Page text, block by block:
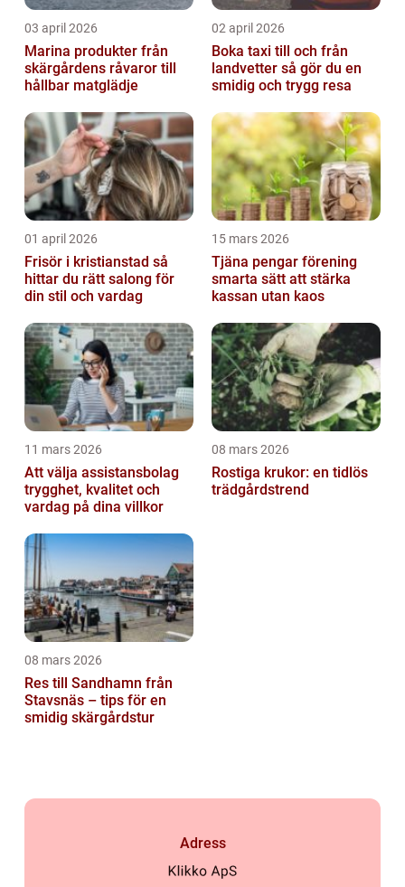
03 april 2026
Marina produkter från
skärgårdens råvaror till
hållbar matglädje
02 april 2026
Boka taxi till och från
landvetter så gör du en
smidig och trygg resa
01 april 2026
Frisör i kristianstad så
hittar du rätt salong för
din stil och vardag
15 mars 2026
Tjäna pengar förening
smarta sätt att stärka
kassan utan kaos
11 mars 2026
Att välja assistansbolag
trygghet, kvalitet och
vardag på dina villkor
08 mars 2026
Rostiga krukor: en tidlös
trädgårdstrend
08 mars 2026
Res till Sandhamn från
Stavsnäs – tips för en
smidig skärgårdstur
Adress